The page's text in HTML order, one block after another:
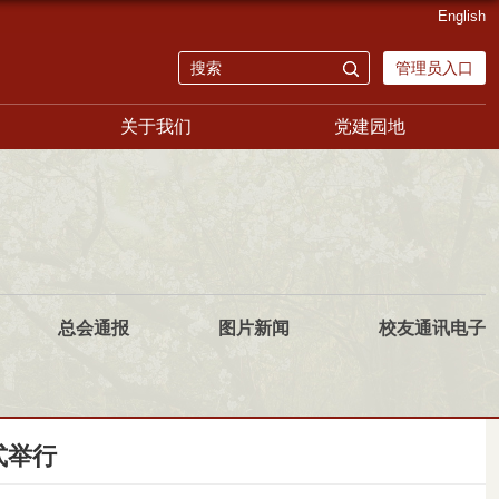
管理员入口
English
关于我们 党建园地
总会通报 图片新闻 校友通讯电子
举行